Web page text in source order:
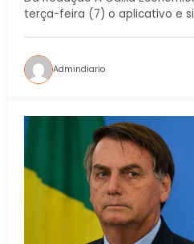
terça-feira (7) o aplicativo e
Admindiario